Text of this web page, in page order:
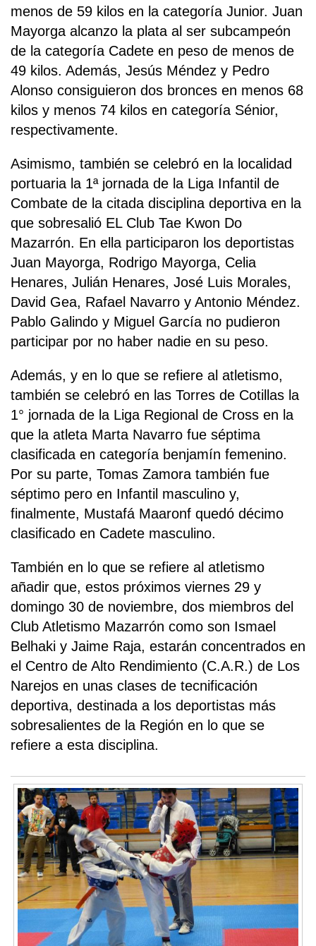
menos de 59 kilos en la categoría Junior. Juan
Mayorga alcanzo la plata al ser subcampeón
de la categoría Cadete en peso de menos de
49 kilos. Además, Jesús Méndez y Pedro
Alonso consiguieron dos bronces en menos 68
kilos y menos 74 kilos en categoría Sénior,
respectivamente.
Asimismo, también se celebró en la localidad
portuaria la 1ª jornada de la Liga Infantil de
Combate de la citada disciplina deportiva en la
que sobresalió EL Club Tae Kwon Do
Mazarrón. En ella participaron los deportistas
Juan Mayorga, Rodrigo Mayorga, Celia
Henares, Julián Henares, José Luis Morales,
David Gea, Rafael Navarro y Antonio Méndez.
Pablo Galindo y Miguel García no pudieron
participar por no haber nadie en su peso.
Además, y en lo que se refiere al atletismo,
también se celebró en las Torres de Cotillas la
1° jornada de la Liga Regional de Cross en la
que la atleta Marta Navarro fue séptima
clasificada en categoría benjamín femenino.
Por su parte, Tomas Zamora también fue
séptimo pero en Infantil masculino y,
finalmente, Mustafá Maaronf quedó décimo
clasificado en Cadete masculino.
También en lo que se refiere al atletismo
añadir que, estos próximos viernes 29 y
domingo 30 de noviembre, dos miembros del
Club Atletismo Mazarrón como son Ismael
Belhaki y Jaime Raja, estarán concentrados en
el Centro de Alto Rendimiento (C.A.R.) de Los
Narejos en unas clases de tecnificación
deportiva, destinada a los deportistas más
sobresalientes de la Región en lo que se
refiere a esta disciplina.